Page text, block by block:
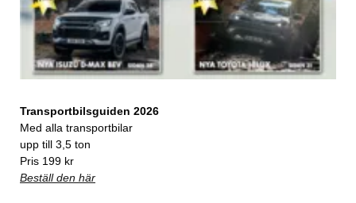
Transportbilsguiden 2026
Med alla transportbilar
upp till 3,5 ton
Pris 199 kr
Beställ den här